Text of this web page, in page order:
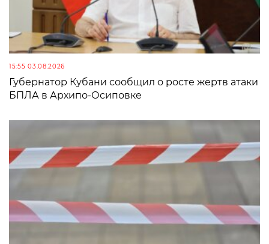
15:55 03.08.2026
Губернатор Кубани сообщил о росте жертв атаки
БПЛА в Архипо-Осиповке